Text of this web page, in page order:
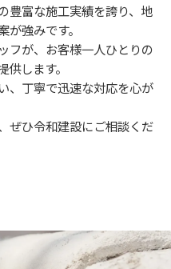
豊富な施工実績を誇り、地
強みです。
フが、お客様一人ひとりの
します。
、丁寧で迅速な対応を心が
ぜひ令和建設にご相談くだ